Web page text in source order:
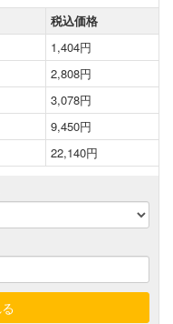
税込価格
1,404円
2,808円
3,078円
9,450円
22,140円